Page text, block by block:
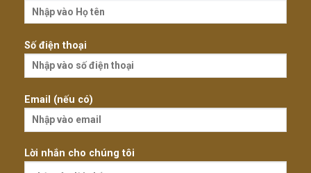
Số điện thoại
Email (nếu có)
Lời nhắn cho chúng tôi